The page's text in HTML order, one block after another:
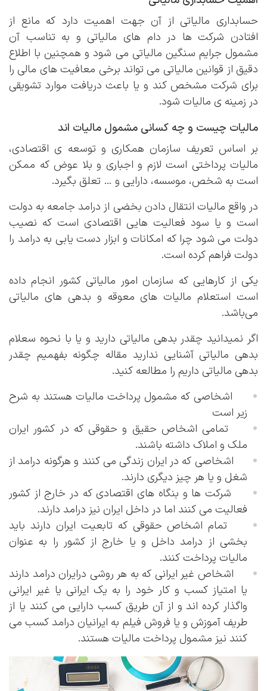
حسابداری مالیاتی از آن جهت اهمیت دارد که مانع از
افتادن شرکت ها در دام های مالیاتی و به تناسب آن
مشمول جرایم سنگین مالیاتی می شود و همچنین با اطلاع
دقیق از قوانین مالیاتی می تواند برخی معافیت های مالی را
برای شرکت مشخص کند و یا باعث دریافت موارد تشویقی
در زمینه ی مالیات شود.
مالیات چیست و چه کسانی مشمول مالیات اند
بر اساس تعریف سازمان همکاری و توسعه ی اقتصادی،
مالیات پرداختی است لازم و اجباری و بلا عوض که ممکن
است به شخص، موسسه، دارایی و … تعلق بگیرد.
در واقع مالیات انتقال دادن بخضی از درامد جامعه به دولت
است و یا سود فعالیت هایی اقتصادی است که نصیب
دولت می شود چرا که امکانات و ابزار دست یابی به درامد را
دولت فراهم کرده است.
یکی از کارهایی که سازمان امور مالیاتی کشور انجام داده
است استعلام مالیات های معوقه و بدهی های مالیاتی
می‌باشد.
اگر نمیدانید چقدر بدهی مالیاتی دارید و یا با نحوه سعلام
بدهی مالیاتی آشنایی ندارید مقاله چگونه بفهمیم چقدر
بدهی مالیاتی داریم را مطالعه کنید.
اشخاصی که مشمول پرداخت مالیات هستند به شرح
زیر است
تمامی اشخاص حقیق و حقوقی که در کشور ایران
ملک و املاک داشته باشند.
اشخاصی که در ایران زندگی می کنند و هرگونه درامد از
شغل و یا هر چیز دیگری دارند.
شرکت ها و بنگاه های اقتصادی که در خارج از کشور
فعالیت می کنند اما در داخل ایران نیز درامد دارند.
تمام اشخاص حقوقی که تابعیت ایران دارند باید
بخشی از درامد داخل و یا خارج از کشور را به عنوان
مالیات پرداخت کنند.
اشخاص غیر ایرانی که به هر روشی درایران درامد دارند
یا امتیاز کسب و کار خود را به یک ایرانی یا غیر ایرانی
واگذار کرده اند و از آن طریق کسب دارایی می کنند یا از
طریف آموزش و یا فروش فیلم به ایرانیان درامد کسب می
کنند نیز مشمول پرداخت مالیات هستند.